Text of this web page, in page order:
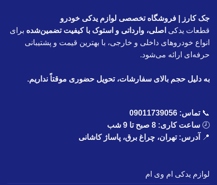
جک کارز | فروشگاه تخصصی لوازم یدکی خودرو
قطعات یدکی اصلی، وارداتی و استوک با کیفیت تضمین‌شده برای
انواع خودروهای داخلی و خارجی، با بهترین قیمت و پشتیبانی
حرفه‌ای ارائه می‌شود.
به دلیل حجم بالای سفارشات، تحویل حضوری موقتاً نداریم.
📞تماس: 09011739056
🕗 ساعت کاری: 8 صبح تا 9 شب
📍
آدرس: تهران، چراغ برق، پاساژ کاشانی
لوازم یدکی ام وی ام